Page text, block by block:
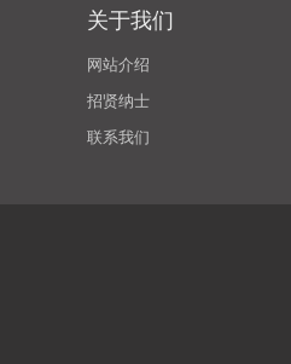
关于我们
网站介绍
招贤纳士
联系我们